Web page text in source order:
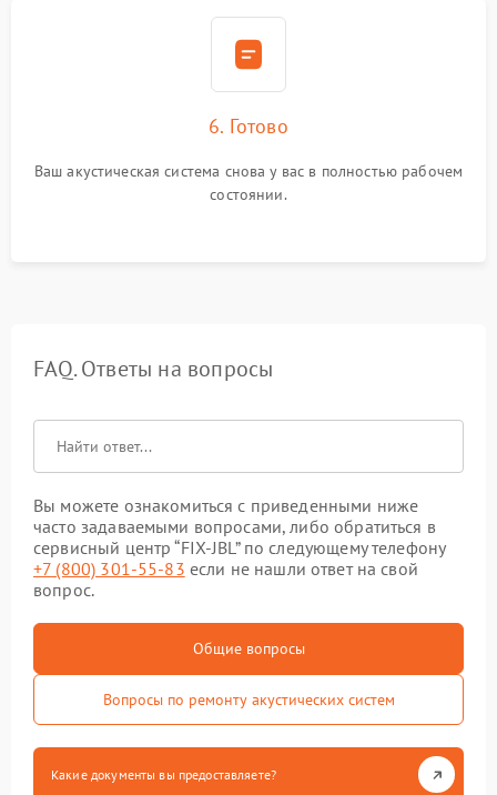
6. Готово
Ваш акустическая система снова у вас в полностью рабочем
состоянии.
FAQ. Ответы на вопросы
Вы можете ознакомиться с приведенными ниже
часто задаваемыми вопросами, либо обратиться в
сервисный центр “FIX-JBL” по следующему телефону
+7 (800) 301-55-83 если не нашли ответ на свой
вопрос.
Общие вопросы
Вопросы по ремонту акустических систем
Какие документы вы предоставляете?